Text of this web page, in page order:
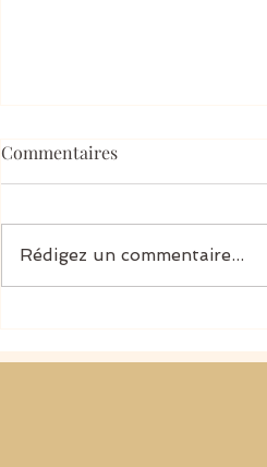
Commentaires
Rédigez un commentaire...